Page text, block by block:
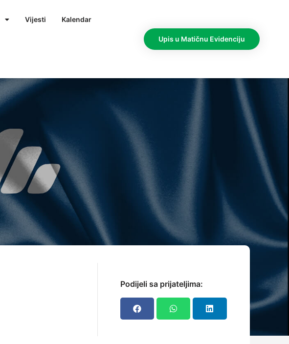
Vijesti Kalendar
Upis u Matičnu Evidenciju
Podijeli sa prijateljima: